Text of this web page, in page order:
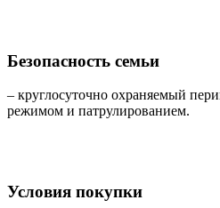
Безопасность семьи
– круглосуточно охраняемый
режимом и патрулированием.
Условия покупки